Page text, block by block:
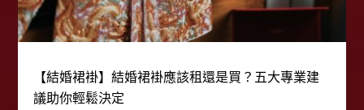
【結婚裙褂】結婚裙褂應該租還是買？五大專業建
議助你輕鬆決定